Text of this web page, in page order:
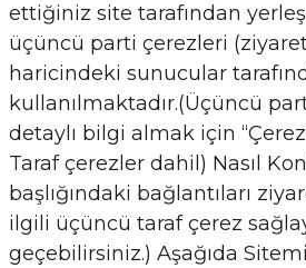
ettiğiniz site tarafından
üçüncü parti çerezleri
haricindeki sunucular
kullanılmaktadır.(Üçüncü
detaylı bilgi almak için “Çerez
Taraf çerezler dahil) Nasıl
başlığındaki bağlantıları
ilgili üçüncü taraf çerez
geçebilirsiniz.) Aşağıda